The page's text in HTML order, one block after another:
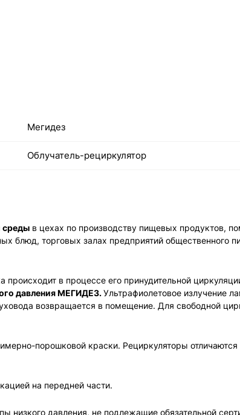
Мегидез
Облучатель-рециркулятор
среды в цехах по производству пищевых продуктов,
блюд, торговых залах предприятий общественного
происходит в процессе его принудительной
давления МЕГИДЕЗ.Ультрафиолетовое излучение
возвращается в помещение. Для свободной
порошковой краски. Рециркуляторы
на передней части.
низкого давления, не подлежащие обязательной